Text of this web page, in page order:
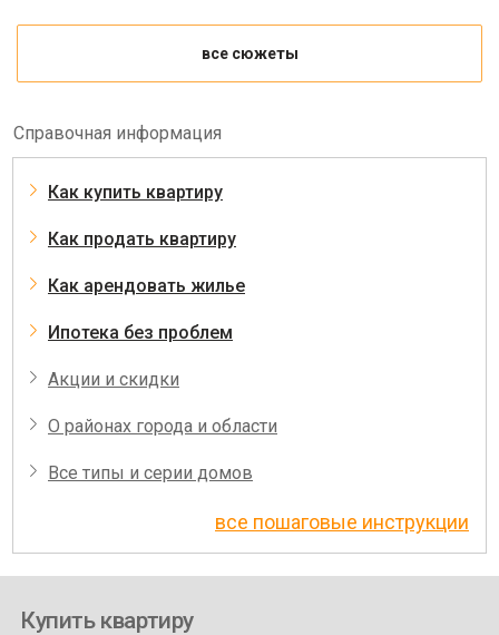
все сюжеты
Справочная информация
Как купить квартиру
Как продать квартиру
Как арендовать жилье
Ипотека без проблем
Акции и скидки
О районах города и области
Все типы и серии домов
все пошаговые инструкции
Купить квартиру